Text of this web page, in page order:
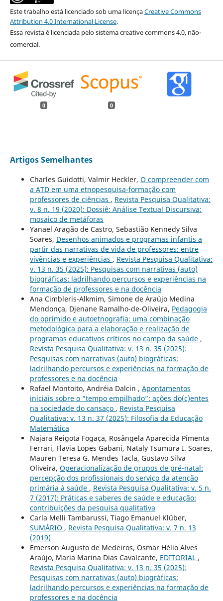
Este trabalho está licenciado sob uma licençaCreative Commons
Attribution 4.0 International License.
Essa revista é licenciada pelo sistema creative commons 4.0, não-
comercial.
0 0
Artigos Semelhantes
Charles Guidotti, Valmir Heckler, O compreender com
a ATD em uma etnopesquisa-formação com
professores de ciências , Revista Pesquisa Qualitativa:
v. 8 n. 19 (2020): Dossiê: Análise Textual Discursiva:
mosaico de metáforas
Yanael Aragão de Castro, Sebastião Kennedy Silva
Soares, Desenhos animados e programas infantis a
partir das narrativas de vida de professores: entre
vivências e experiências , Revista Pesquisa Qualitativa:
v. 13 n. 35 (2025): Pesquisas com narrativas (auto)
biográficas: ladrilhando percursos e experiências na
formação de professores e na docência
Ana Cimbleris-Alkmim, Simone de Araújo Medina
Mendonça, Djenane Ramalho-de-Oliveira, Pedagogia
do oprimido e autoetnografia: uma combinação
metodológica para a elaboração e realização de
programas educativos críticos no campo da saúde ,
Revista Pesquisa Qualitativa: v. 13 n. 35 (2025):
Pesquisas com narrativas (auto) biográficas:
ladrilhando percursos e experiências na formação de
professores e na docência
Rafael Montoito, Andréia Dalcin , Apontamentos
iniciais sobre o “tempo empilhado”: ações do(c)entes
na sociedade do cansaço , Revista Pesquisa
Qualitativa: v. 13 n. 37 (2025): Filosofia da Educação
Matemática
Najara Reigota Fogaça, Rosângela Aparecida Pimenta
Ferrari, Flavia Lopes Gabani, Nataly Tsumura I. Soares,
Mauren Teresa G. Mendes Tacla, Gustavo Silva
Oliveira, Operacionalização de grupos de pré-natal:
percepção dos profissionais do serviço da atenção
primária à saúde , Revista Pesquisa Qualitativa: v. 5 n.
7 (2017): Práticas e saberes de saúde e educação:
contribuições da pesquisa qualitativa
Carla Melli Tambarussi, Tiago Emanuel Klüber,
SUMÁRIO , Revista Pesquisa Qualitativa: v. 7 n. 13
(2019)
Emerson Augusto de Medeiros, Osmar Hélio Alves
Araújo, Maria Marina Dias Cavalcante, EDITORIAL ,
Revista Pesquisa Qualitativa: v. 13 n. 35 (2025):
Pesquisas com narrativas (auto) biográficas:
ladrilhando percursos e experiências na formação de
professores e na docência